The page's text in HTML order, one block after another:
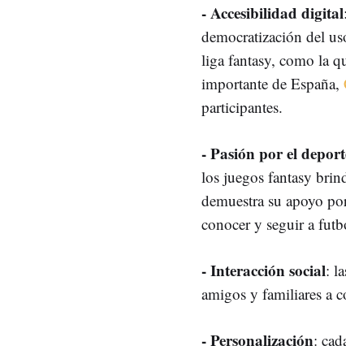
- Accesibilidad digital
democratización del
liga fantasy, como la
importante de España,
participantes.
- Pasión por el
los juegos fantasy
demuestra su apoyo
conocer y seguir a
- Interacción social:
amigos y familiares a
- Personalización: